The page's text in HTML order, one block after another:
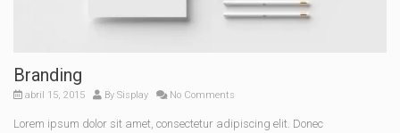
Branding
abril 15, 2015 By Sisplay No Comments
Lorem ipsum dolor sit amet, consectetur adipiscing elit. Donec